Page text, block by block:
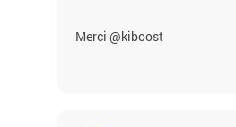
Merci @kiboost